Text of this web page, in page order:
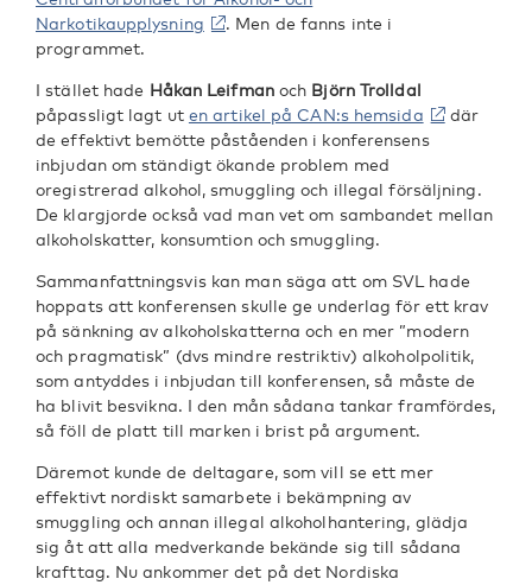
Narkotikaupplysning
. Men de fanns inte i
programmet.
I stället hade Håkan Leifmanoch Björn Trolldal
påpassligt lagt ut en artikel på CAN:s hemsida
där
de effektivt bemötte påståenden i konferensens
inbjudan om ständigt ökande problem med
oregistrerad alkohol, smuggling och illegal försäljning.
De klargjorde också vad man vet om sambandet mellan
alkoholskatter, konsumtion och smuggling.
Sammanfattningsvis kan man säga att om SVL hade
hoppats att konferensen skulle ge underlag för ett krav
på sänkning av alkoholskatterna och en mer ”modern
och pragmatisk” (dvs mindre restriktiv) alkoholpolitik,
som antyddes i inbjudan till konferensen, så måste de
ha blivit besvikna. I den mån sådana tankar framfördes,
så föll de platt till marken i brist på argument.
Däremot kunde de deltagare, som vill se ett mer
effektivt nordiskt samarbete i bekämpning av
smuggling och annan illegal alkoholhantering, glädja
sig åt att alla medverkande bekände sig till sådana
krafttag. Nu ankommer det på det Nordiska